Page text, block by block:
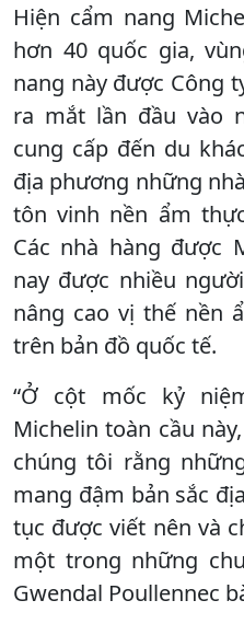
Hiện cẩm nang
hơn 40 quốc gia,
nang này được Công
ra mắt lần đầu vào
cung cấp đến du
địa phương những
tôn vinh nền ẩm
Các nhà hàng được
nay được nhiều
nâng cao vị thế nền
trên bản đồ quốc tế.
“Ở cột mốc kỷ
Michelin toàn cầu
chúng tôi rằng
mang đậm bản sắc
tục được viết nên và
một trong những
Gwendal Poullennec